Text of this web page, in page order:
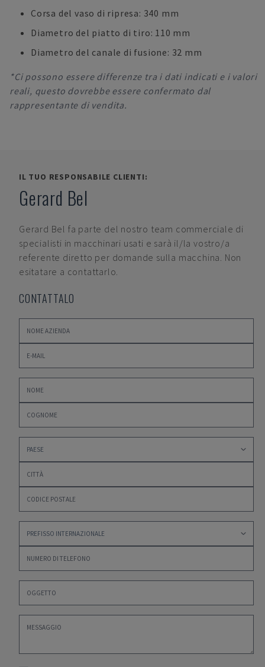
Corsa del vaso di ripresa: 340 mm
Diametro del piatto di tiro: 110 mm
Diametro del canale di fusione: 32 mm
*Ci possono essere differenze tra i dati indicati e i valori
reali, questo dovrebbe essere confermato dal
rappresentante di vendita.
IL TUO RESPONSABILE CLIENTI:
Gerard Bel
Gerard Bel fa parte del nostro team commerciale di
specialisti in macchinari usati e sarà il/la vostro/a
referente diretto per domande sulla macchina. Non
esitatare a contattarlo.
CONTATTALO